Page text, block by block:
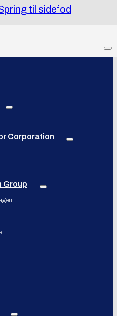
til sidefod
Corporation
Group